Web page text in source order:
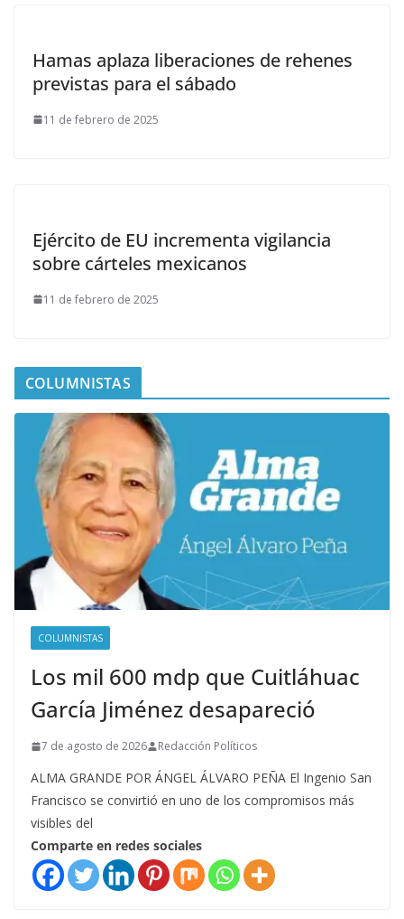
Hamas aplaza liberaciones de rehenes
previstas para el sábado
11 de febrero de 2025
Ejército de EU incrementa vigilancia
sobre cárteles mexicanos
11 de febrero de 2025
COLUMNISTAS
COLUMNISTAS
Los mil 600 mdp que Cuitláhuac
García Jiménez desapareció
7 de agosto de 2026 Redacción Políticos
ALMA GRANDE POR ÁNGEL ÁLVARO PEÑA El Ingenio San
Francisco se convirtió en uno de los compromisos más
visibles del
Comparte en redes sociales